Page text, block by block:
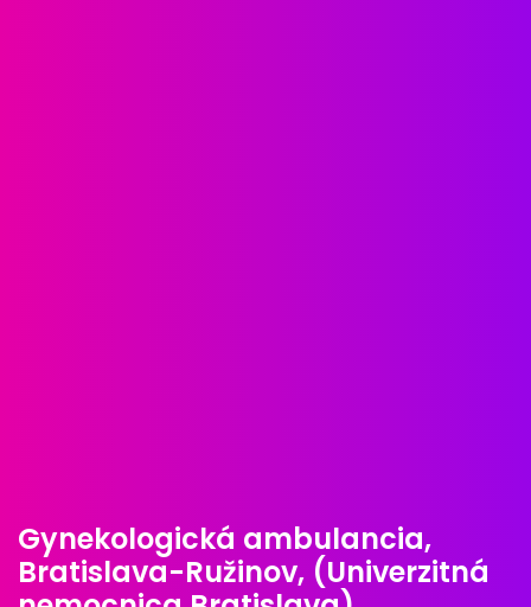
Gynekologická ambulancia,
Bratislava-Ružinov, (Univerzitná